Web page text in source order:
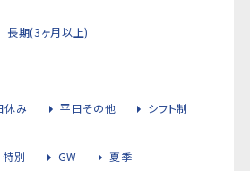
長期(3ヶ月以上)
休み 平日その他
シフト制
特別 GW
夏季